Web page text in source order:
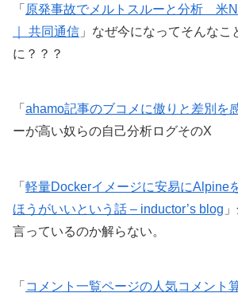
「 原発事故でメルトスルーと分析 米
｜ 共同通信 」なぜ今になってそんなこ
に？？？
「 ahamo記事のブコメに傲りと差別を
ーが高い奴らの自己分析ログそのX
「 軽量Dockerイメージに安易にAlpine
ほうがいいという話 – inductor’s blog
言っているのか解らない。
「 コメント一覧ページの人気コメント